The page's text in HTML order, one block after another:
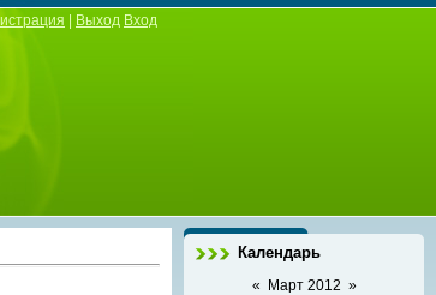
Выход Вход
Календарь
« Март 2012 »